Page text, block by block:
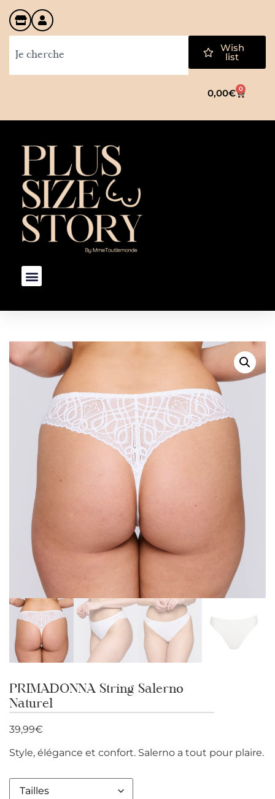
Wish
list
0,00€ 0
PRIMADONNA String Salerno
Naturel
39,99€
Style, élégance et confort. Salerno a tout pour plaire.